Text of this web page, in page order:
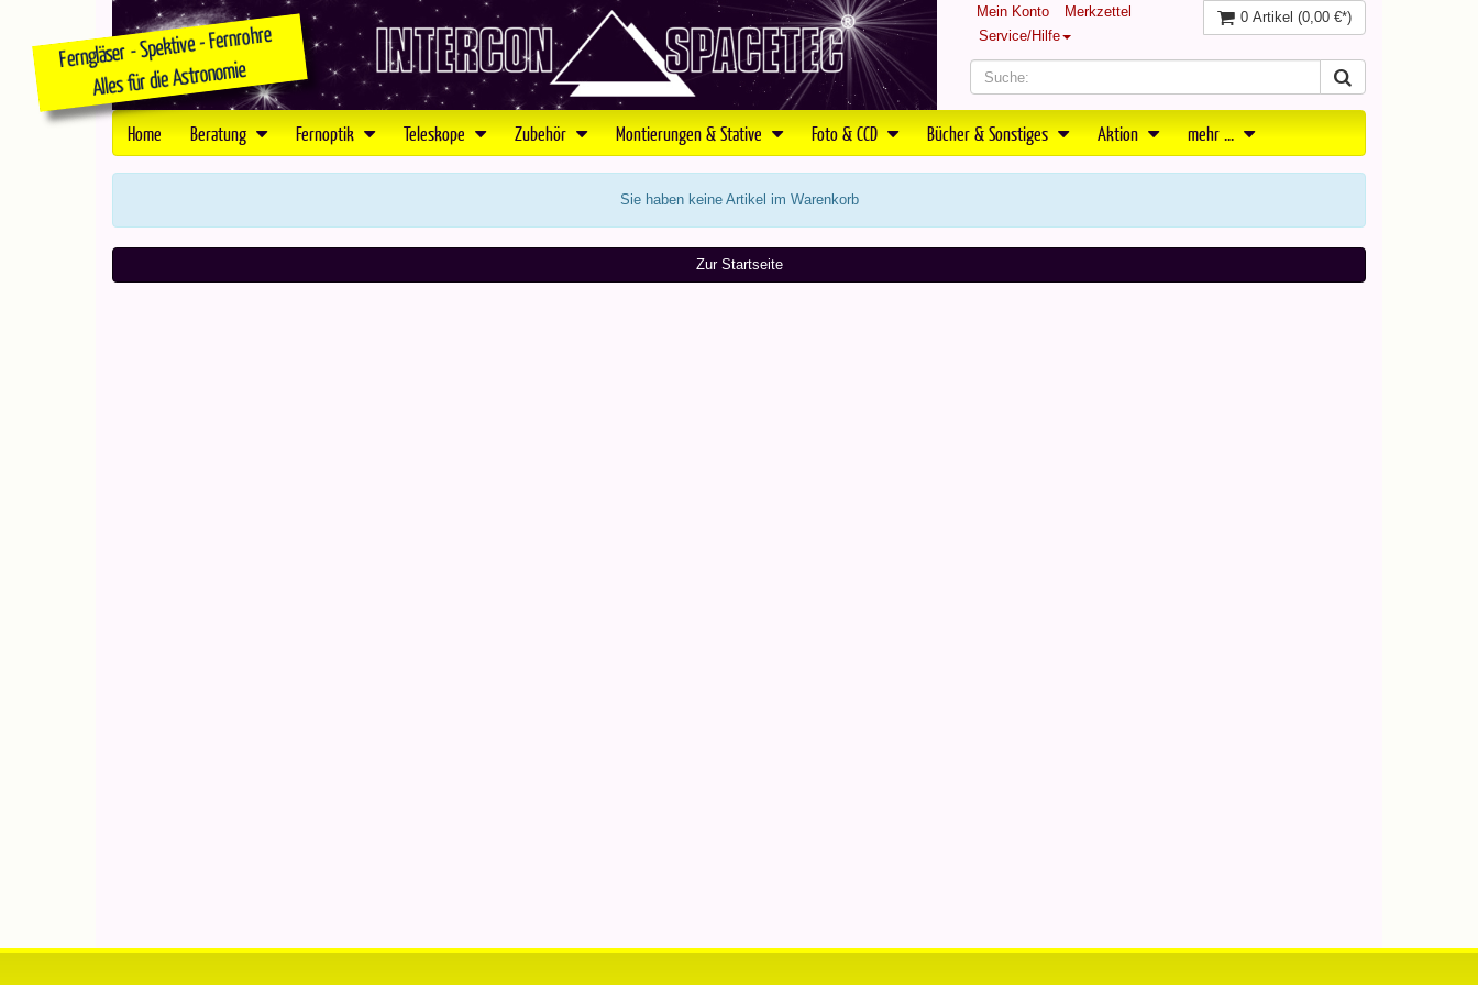
Mein Konto
Merkzettel
Service/Hilfe
0 Artikel (0,00 €*)
Home Beratung Fernoptik Teleskope Zubehör Montierungen & Stative Foto & CCD Bücher & Sonstiges Aktion mehr ...
Sie haben keine Artikel im Warenkorb
Zur Startseite